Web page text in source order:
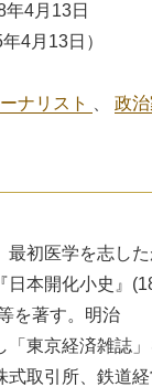
4月13日
4月13日）
ナリスト
政
初医学を志した
日本開化小史』
を著す。明治
東京経済雑誌」
式取引所、鉄道